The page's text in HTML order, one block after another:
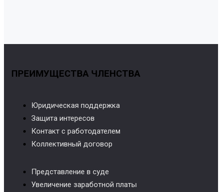
ПРЕИМУЩЕСТВА ЧЛЕНСТВА
Юридическая поддержка
Защита интересов
Контакт с работодателем
Коллективный договор
Представление в суде
Увеличение заработной платы